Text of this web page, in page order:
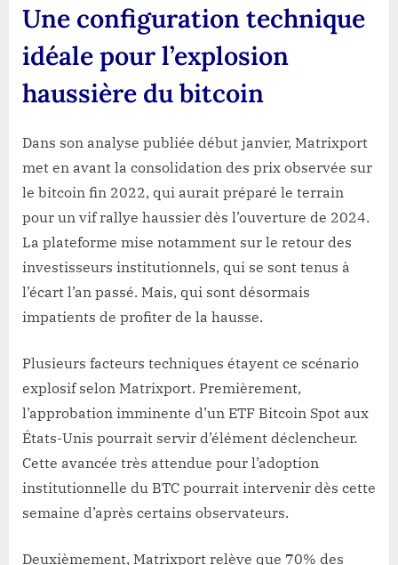
Une configuration technique
idéale pour l’explosion
haussière du bitcoin
Dans son analyse publiée début janvier, Matrixport
met en avant la consolidation des prix observée sur
le bitcoin fin 2022, qui aurait préparé le terrain
pour un vif rallye haussier dès l’ouverture de 2024.
La plateforme mise notamment sur le retour des
investisseurs institutionnels, qui se sont tenus à
l’écart l’an passé. Mais, qui sont désormais
impatients de profiter de la hausse.
Plusieurs facteurs techniques étayent ce scénario
explosif selon Matrixport. Premièrement,
l’approbation imminente d’un ETF Bitcoin Spot aux
États-Unis pourrait servir d’élément déclencheur.
Cette avancée très attendue pour l’adoption
institutionnelle du BTC pourrait intervenir dès cette
semaine d’après certains observateurs.
Deuxièmement, Matrixport relève que 70% des